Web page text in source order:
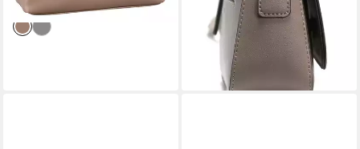
lieferbar - in 2-3 Werktagen bei dir
ab 28,00 €
UVP69,99 €
-60%
lieferbar - in 2-3 Werktagen bei dir